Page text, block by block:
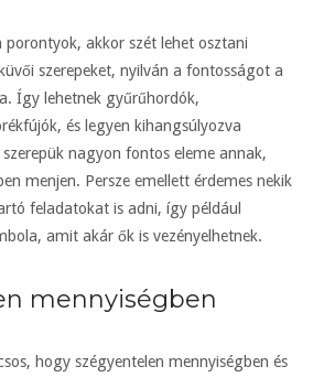
porontyok, akkor szét lehet osztani
szerepeket, nyilván a fontosságot a
Így lehetnek gyűrűhordók,
és legyen kihangsúlyozva
nagyon fontos eleme annak,
menjen. Persze emellett érdemes nekik
feladatokat is adni, így például
amit akár ők is vezényelhetnek.
mennyiségben
hogy szégyentelen mennyiségben és